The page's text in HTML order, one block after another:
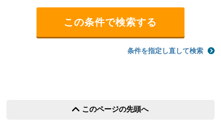
条件を指定し直して検索
このページの先頭へ